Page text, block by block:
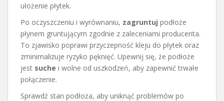
ułożenie płytek.
Po oczyszczeniu i wyrównaniu, zagruntuj podłoże
płynem gruntującym zgodnie z zaleceniami producenta.
To zjawisko poprawi przyczepność kleju do płytek oraz
zminimalizuje ryzyko pęknięć. Upewnij się, że podłoże
jest suche i wolne od uszkodzeń, aby zapewnić trwałe
połączenie.
Sprawdź stan podłoża, aby uniknąć problemów po